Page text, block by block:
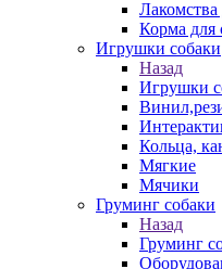
Лакомства
Корма для
Игрушки собаки
Назад
Игрушки
Кольца,
Мягкие
Мячики
Груминг собаки
Назад
Груминг